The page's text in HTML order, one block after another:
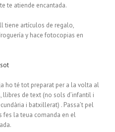
te atiende encantada.
tiene artículos de regalo,
y hace fotocopias en
ho té tot preparat per a la volta al
de text (no sols d’infantil i
i batxillerat) . Passa’t pel
fes la teua comanda en el